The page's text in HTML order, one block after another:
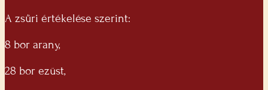
A zsűri értékelése szerint:
8 bor arany,
28 bor ezüst,